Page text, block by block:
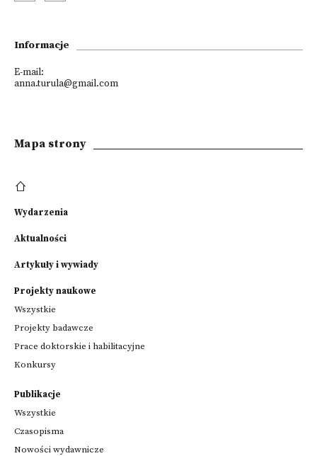
Informacje
E-mail:
anna.turula@gmail.com
Mapa strony
Wydarzenia
Aktualności
Artykuły i wywiady
Projekty naukowe
Wszystkie
Projekty badawcze
Prace doktorskie i habilitacyjne
Konkursy
Publikacje
Wszystkie
Czasopisma
Nowości wydawnicze